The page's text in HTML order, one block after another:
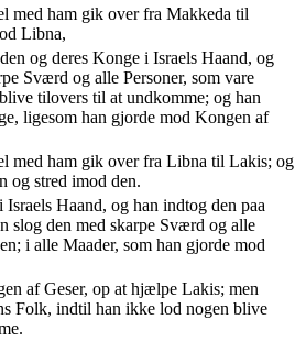
med ham gik over fra Makkeda til
Libna,
og deres Konge i Israels Haand, og
Sværd og alle Personer, som vare
tilovers til at undkomme; og han
ligesom han gjorde mod Kongen af
med ham gik over fra Libna til Lakis; og
og stred imod den.
Haand, og han indtog den paa
slog den med skarpe Sværd og alle
i alle Maader, som han gjorde mod
af Geser, op at hjælpe Lakis; men
Folk, indtil han ikke lod nogen blive